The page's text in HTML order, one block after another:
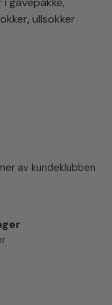
ullsokker
av kundeklubben